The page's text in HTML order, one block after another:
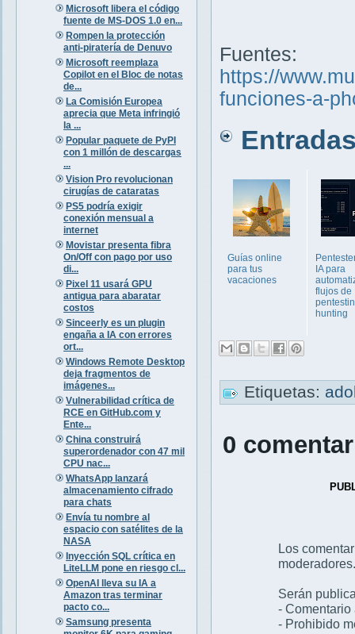
Microsoft libera el código
fuente de MS-DOS 1.0 en...
Rompen la protección
anti-piratería de Denuvo
Microsoft reemplaza
Copilot en el Bloc de notas
de...
La Comisión Europea
aprecia que Meta infringió
la ...
Popular paquete de PyPI
con 1 millón de descargas
...
Vision Pro revolucionan
cirugías de cataratas
PS5 podría exigir
conexión mensual a
internet
Movistar presenta fibra
On/Off con pago por uso
di...
Pixel 11 usará GPU
antigua para abaratar
costos
Sinceerly es un plugin
engaña a IA con errores
ort...
Windows Remote Desktop
deja fragmentos de
imágenes...
Vulnerabilidad crítica de
RCE en GitHub.com y
Ente...
China construirá
superordenador con 47 mil
CPU nac...
WhatsApp lanzará
almacenamiento cifrado
para chats
Envía tu nombre al
espacio con satélites de la
NASA
Inyección SQL crítica en
LiteLLM pone en riesgo cl...
OpenAI lleva su IA a
Amazon tras terminar
pacto co...
Samsung presenta
Fuentes:
https://
funciones-a-
Entradas
Guías online
para tus
vacaciones
IA para
flujos de
hunting
Etiquetas:
0
Los
moderadores.
Serán
- Comentario
- Prohibido